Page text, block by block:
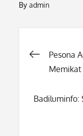
Byadmin
Post
Pesona
Memikat
Badiluminfo: